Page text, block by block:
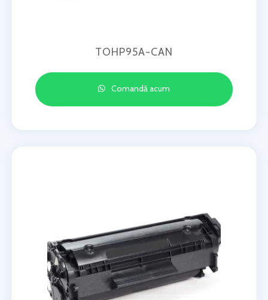
TOHP95A-CAN
Comandă acum